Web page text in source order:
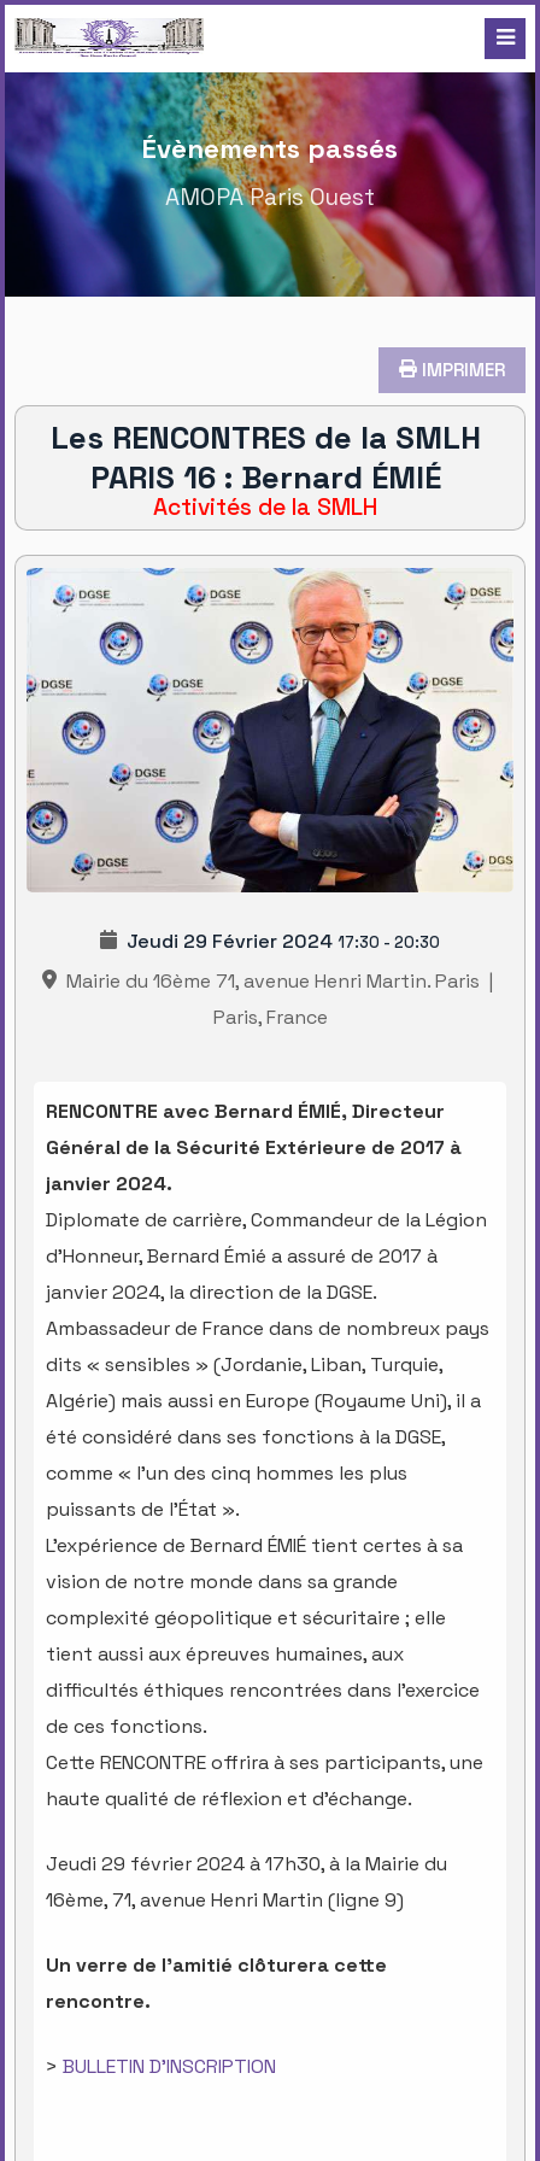
Évènements passés
AMOPA Paris Ouest
IMPRIMER
Les RENCONTRES de la SMLH
PARIS 16 : Bernard ÉMIÉ
Activités de la SMLH
Jeudi 29 Février 2024 17:30 - 20:30
Mairie du 16ème 71, avenue Henri Martin. Paris |
Paris, France
RENCONTRE avec Bernard ÉMIÉ, Directeur
Général de la Sécurité Extérieure de 2017 à
janvier 2024.
Diplomate de carrière, Commandeur de la Légion
d’Honneur, Bernard Émié a assuré de 2017 à
janvier 2024, la direction de la DGSE.
Ambassadeur de France dans de nombreux pays
dits « sensibles » (Jordanie, Liban, Turquie,
Algérie) mais aussi en Europe (Royaume Uni), il a
été considéré dans ses fonctions à la DGSE,
comme « l’un des cinq hommes les plus
puissants de l’État ».
L’expérience de Bernard ÉMIÉ tient certes à sa
vision de notre monde dans sa grande
complexité géopolitique et sécuritaire ; elle
tient aussi aux épreuves humaines, aux
difficultés éthiques rencontrées dans l’exercice
de ces fonctions.
Cette RENCONTRE offrira à ses participants, une
haute qualité de réflexion et d’échange.
Jeudi 29 février 2024 à 17h30, à la Mairie du
16ème, 71, avenue Henri Martin (ligne 9)
Un verre de l’amitié clôturera cette
rencontre.
> BULLETIN D’INSCRIPTION